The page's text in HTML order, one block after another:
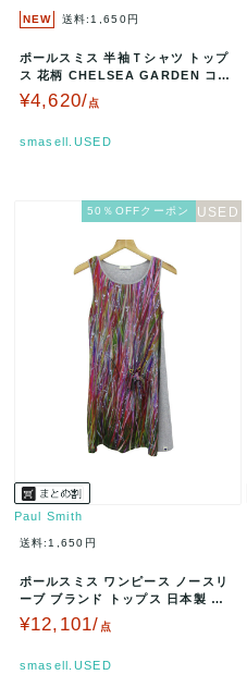
NEW 送料:1,650円
ポールスミス 半袖Ｔシャツ トップ
ス 花柄 CHELSEA GARDEN コラ
ボT 日本製 レディー…
¥4,620/点
smasell.USED
50％OFFクーポン
Paul Smith
送料:1,650円
ポールスミス ワンピース ノースリ
ーブ ブランド トップス 日本製 レ
ディース Mサイズ マルチカラ…
¥12,101/ 点
smasell.USED